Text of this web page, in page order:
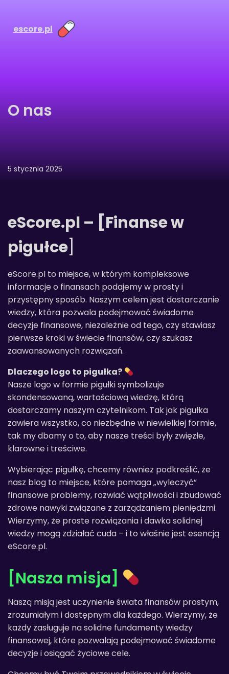
treściescore.pl
O nas
5 stycznia 2025
eScore.pl – [Finanse w
pigułce
eScore.pl to miejsce, w którym kompleksowe
informacje o finansach podajemy w prosty i
przystępny sposób. Naszym celem jest dostarczanie
wiedzy, która pozwala podejmować świadome
decyzje finansowe, niezależnie od tego, czy stawiasz
pierwsze kroki w świecie finansów, czy szukasz
zaawansowanych rozwiązań.
Dlaczego logo to pigułka?
Nasze logo w formie pigułki symbolizuje
skondensowaną, wartościową wiedzę, którą
dostarczamy naszym czytelnikom. Tak jak pigułka
zawiera wszystko, co niezbędne w niewielkiej formie,
tak my dbamy o to, aby nasze treści były zwięzłe,
klarowne i treściwe.
Wybierając pigułkę, chcemy również podkreślić, że
nasz blog to miejsce, które pomaga „wyleczyć”
finansowe problemy, rozwiać wątpliwości i zbudować
zdrowe nawyki związane z zarządzaniem pieniędzmi.
Wierzymy, że proste rozwiązania i dawka solidnej
wiedzy mogą zdziałać cuda – i to właśnie jest esencją
eScore.pl.
[Nasza misja]
Naszą misją jest uczynienie świata finansów prostym,
zrozumiałym i dostępnym dla każdego. Wierzymy, że
każdy zasługuje na solidne fundamenty wiedzy
finansowej, które pozwalają podejmować świadome
decyzje i osiągać życiowe cele.